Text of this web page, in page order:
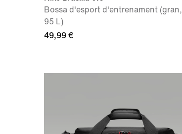
Bossa d'esport d'entrenament (gran,
95 L)
49,99 €